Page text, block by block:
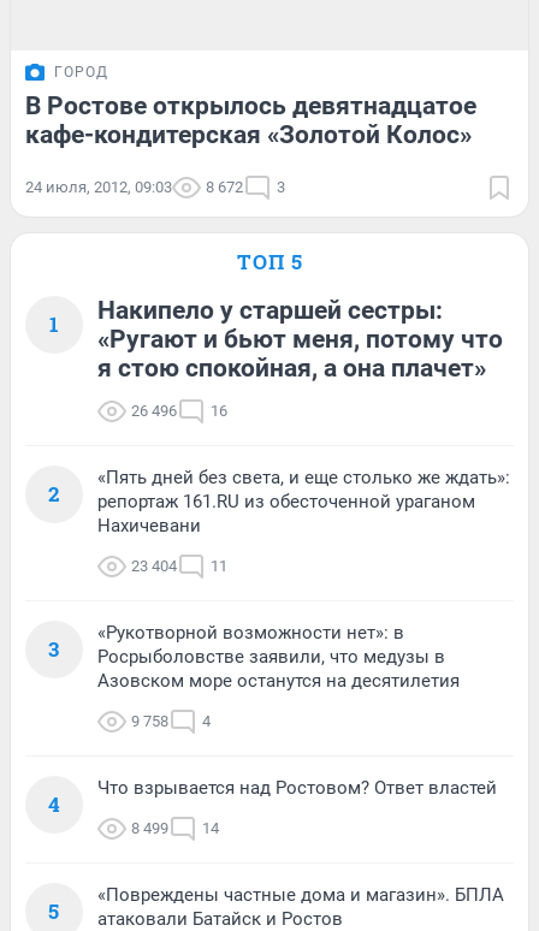
ГОРОД
В Ростове открылось девятнадцатое
кафе-кондитерская «Золотой Колос»
24 июля, 2012, 09:03 8 672 3
ТОП 5
1
Накипело у старшей сестры:
«Ругают и бьют меня, потому что
я стою спокойная, а она плачет»
26 496 16
2
«Пять дней без света, и еще столько же ждать»:
репортаж 161.RU из обесточенной ураганом
Нахичевани
23 404 11
3
«Рукотворной возможности нет»: в
Росрыболовстве заявили, что медузы в
Азовском море останутся на десятилетия
9 758 4
4
Что взрывается над Ростовом? Ответ властей
8 499 14
5
«Повреждены частные дома и магазин». БПЛА
атаковали Батайск и Ростов